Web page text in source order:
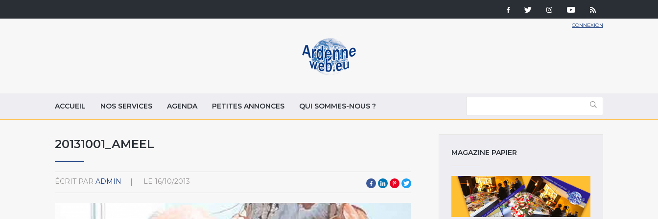
CONNEXION
ACCUEIL NOS SERVICES AGENDA PETITES ANNONCES QUI SOMMES-NOUS ?
20131001_AMEEL
ÉCRIT PAR ADMIN LE 16/10/2013
MAGAZINE PAPIER